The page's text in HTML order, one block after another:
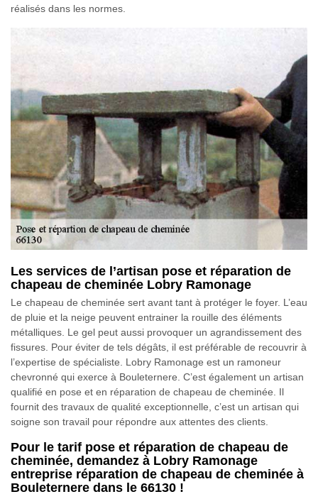
réalisés dans les normes.
Les services de l’artisan pose et réparation de
chapeau de cheminée Lobry Ramonage
Le chapeau de cheminée sert avant tant à protéger le foyer. L’eau
de pluie et la neige peuvent entrainer la rouille des éléments
métalliques. Le gel peut aussi provoquer un agrandissement des
fissures. Pour éviter de tels dégâts, il est préférable de recouvrir à
l’expertise de spécialiste. Lobry Ramonage est un ramoneur
chevronné qui exerce à Bouleternere. C’est également un artisan
qualifié en pose et en réparation de chapeau de cheminée. Il
fournit des travaux de qualité exceptionnelle, c’est un artisan qui
soigne son travail pour répondre aux attentes des clients.
Pour le tarif pose et réparation de chapeau de
cheminée, demandez à Lobry Ramonage
entreprise réparation de chapeau de cheminée à
Bouleternere dans le 66130 !